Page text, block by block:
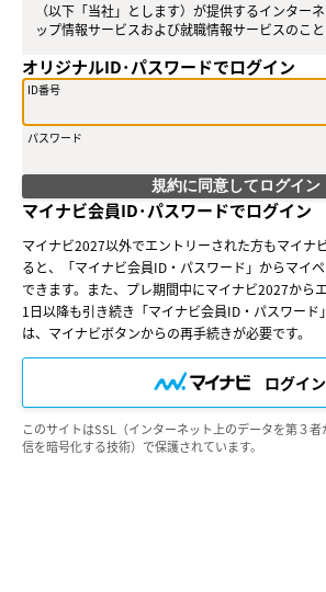
（以下「当社」とします）が提供するインター
ップ情報サービスおよび就職情報サービスのこと
○第２条（会員）
（１）会員とは、当社が定める方法によって会
（２）会員は、会員サービスにおける会員向け
ができます。
が会員サービスを利用したときは、この会員規
します。
（１）会員は、会員ＩＤ番号を付与され、パス
します。ただし、第５条に抵触すると当社が判
番号を付与されないことがあります。
（２）会員は、会員ＩＤ番号およびパスワード
与してはなりません。
（３）会員の会員ＩＤ番号およびパスワードの管
責任とし、これらの使用上の過誤または第三者
ては、当社は一切の責任を負わないものとします
○第４条（会員サービス）
（１）会員サービスの提供期間は、2025年2月1
（予定）とします。
オリジナルID･パスワードでログイン
ID番号
パスワード
規約に同意してログイン
マイナビ会員ID･パスワードでログイン
マイナビ2027以外でエントリーされた方もマイナ
ると、「マイナビ会員ID・パスワード」からマイ
できます。また、プレ期間中にマイナビ2027から
1日以降も引き続き「マイナビ会員ID・パスワード
は、マイナビボタンからの再手続きが必要です。
ログイン
このサイトはSSL（インターネット上のデータを第３
信を暗号化する技術）で保護されています。